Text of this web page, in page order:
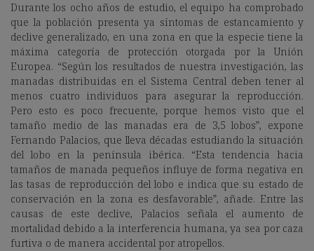
Durante los ocho años de estudio, el equipo ha comprobado
que la población presenta ya síntomas de estancamiento y
declive generalizado, en una zona en que la especie tiene la
máxima categoría de protección otorgada por la Unión
Europea. “Según los resultados de nuestra investigación, las
manadas distribuidas en el Sistema Central deben tener al
menos cuatro individuos para asegurar la reproducción.
Pero esto es poco frecuente, porque hemos visto que el
tamaño medio de las manadas era de 3,5 lobos”, expone
Fernando Palacios, que lleva décadas estudiando la situación
del lobo en la península ibérica. “Esta tendencia hacia
tamaños de manada pequeños influye de forma negativa en
las tasas de reproducción del lobo e indica que su estado de
conservación en la zona es desfavorable”, añade. Entre las
causas de este declive, Palacios señala el aumento de
mortalidad debido a la interferencia humana, ya sea por caza
furtiva o de manera accidental por atropellos.